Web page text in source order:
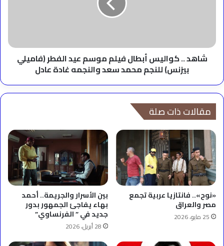
(فاميلي
بيزنس)
سعد
غادة
عادل
شاهد .. كواليس أبطال فيلم موسم عيد الفطر (فاميلي
بيزنس) للنجم محمد سعد والنجمه غادة عادل
مقالات ذات صلة
«نوح».. فانتازيا عربية تجمع
مصر والعراق
25 مايو، 2026
بين الأسرار والجريمة.. أحمد
بهاء يفاجئ الجمهور بدور
جديد في ” الفرنساوي”
28 أبريل، 2026